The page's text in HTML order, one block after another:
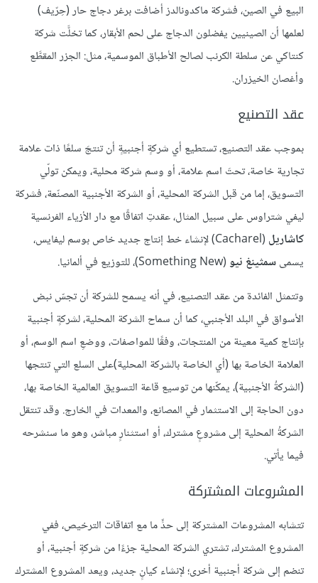
البيع في الصين، فشركة ماكدونالدز أضافت برغر دجاج حار (حِرّيف)
لعلمها أن الصينيين يفضلون الدجاج على لحم الأبقار، كما تخلَّت شركة
كنتاكي عن سلطة الكرنب لصالح الأطباق الموسمية، مثل: الجزر المقطَّع
وأغصان الخيزران.
عقد التصنيع
بموجب عقد التصنيع، تستطيع أي شركةٍ أجنبيةٍ أن تنتجَ سلعًا ذات علامة
تجارية خاصة، تحتَ اسم علامة، أو وسم شركة محلية، ويمكن تولّي
التسويق، إما من قبل الشركة المحلية، أو الشركة الأجنبية المصنّعة، فشركة
ليفي شتراوس على سبيل المثال، عقدتِ اتفاقًا مع دار الأزياء الفرنسية
كاشاريل
(Cacharel) لإنشاء خط إنتاج جديد خاص بوسم ليفايس،
يسمىسمثينغ نيو (Something New)، للتوزيع في ألمانيا.
وتتمثل الفائدة من عقد التصنيع، في أنه يسمح للشركة أن تجسّ نبض
الأسواق في البلد الأجنبي، كما أن سماح الشركة المحلية، لشركةٍ أجنبية
بإنتاج كمية معينة من المنتجات، وفقًا للمواصفات، ووضعِ اسم الوسم، أو
العلامة الخاصة بها (أي الخاصة بالشركة المحلية)على السلع التي تنتجها
(الشركةُ الأجنبية)، يمكّنها من توسيع قاعة التسويق العالمية الخاصة بها،
دون الحاجة إلى الاستثمار في المصانع، والمعدات في الخارج. وقد تنتقل
الشركةُ المحلية إلى مشروعٍ مشترك، أو استثنارٍ مباشر، وهو ما سنشرحه
فيما يأتي.
المشروعات المشتركة
تتشابه المشروعات المشتركة إلى حدٍّ ما مع اتفاقات الترخيص، ففي
المشروع المشترك، تشتري الشركة المحلية جزءًا من شركةٍ أجنبية، أو
تنضم إلى شركة أجنبية أخرى؛ لإنشاء كيانٍ جديد، ويعد المشروع المشترك